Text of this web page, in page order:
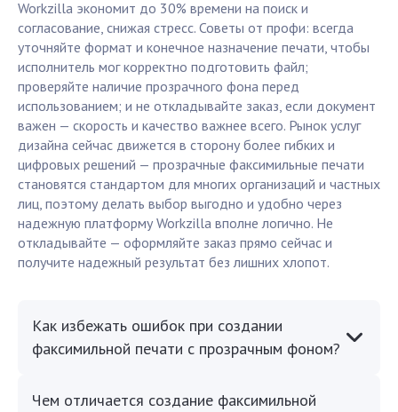
Workzilla экономит до 30% времени на поиск и
согласование, снижая стресс. Советы от профи: всегда
уточняйте формат и конечное назначение печати, чтобы
исполнитель мог корректно подготовить файл;
проверяйте наличие прозрачного фона перед
использованием; и не откладывайте заказ, если документ
важен — скорость и качество важнее всего. Рынок услуг
дизайна сейчас движется в сторону более гибких и
цифровых решений — прозрачные факсимильные печати
становятся стандартом для многих организаций и частных
лиц, поэтому делать выбор выгодно и удобно через
надежную платформу Workzilla вполне логично. Не
откладывайте — оформляйте заказ прямо сейчас и
получите надежный результат без лишних хлопот.
Как избежать ошибок при создании
факсимильной печати с прозрачным фоном?
Чем отличается создание факсимильной